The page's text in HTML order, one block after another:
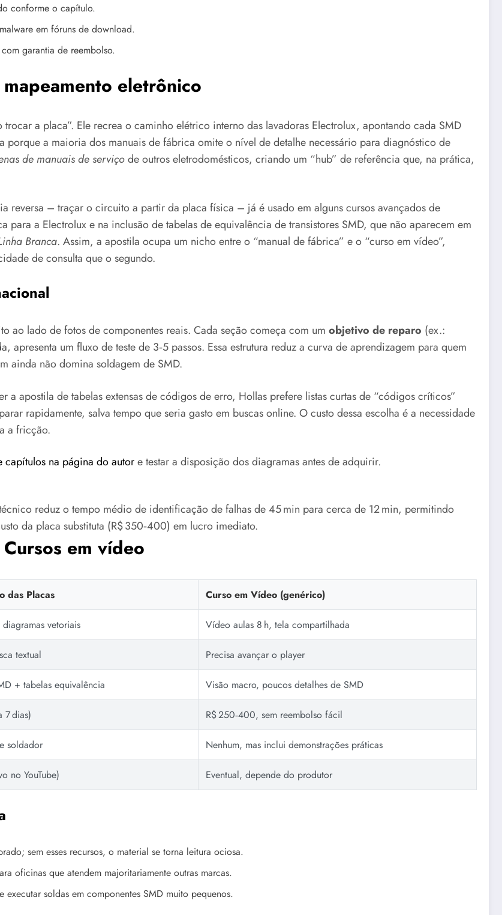
conforme o capítulo.
em fóruns de download.
garantia de reembolso.
eletrônico
a placa”. Ele recrea o caminho elétrico interno das lavadoras Electrolux, apontando cada SMD
porque a maioria dos manuais de fábrica omite o nível de detalhe necessário para diagnóstico de
de manuais de serviçode outros eletrodomésticos, criando um “hub” de referência que, na prática,
reversa – traçar o circuito a partir da placa física – já é usado em alguns cursos avançados de
a Electrolux e na inclusão de tabelas de equivalência de transistores SMD, que não aparecem em
Branca. Assim, a apostila ocupa um nicho entre o “manual de fábrica” e o “curso em vídeo”,
de consulta que o segundo.
lado de fotos de componentes reais. Cada seção começa com um objetivo de reparo (ex.:
um fluxo de teste de 3‑5 passos. Essa estrutura reduz a curva de aprendizagem para quem
ainda não domina soldagem de SMD.
a apostila de tabelas extensas de códigos de erro, Hollas prefere listas curtas de “códigos críticos”
rapidamente, salva tempo que seria gasto em buscas online. O custo dessa escolha é a necessidade
a fricção.
capítulos na página do autore testar a disposição dos diagramas antes de adquirir.
reduz o tempo médio de identificação de falhas de 45 min para cerca de 12 min, permitindo
da placa substituta (R$ 350‑400) em lucro imediato.
em vídeo
das Placas Curso em Vídeo (genérico)
vetoriais Vídeo aulas 8 h, tela compartilhada
textual Precisa avançar o player
+ tabelas equivalência Visão macro, poucos detalhes de SMD
7 dias) R$ 250‑400, sem reembolso fácil
soldador Nenhum, mas inclui demonstrações práticas
no YouTube) Eventual, depende do produtor
sem esses recursos, o material se torna leitura ociosa.
oficinas que atendem majoritariamente outras marcas.
soldas em componentes SMD muito pequenos.